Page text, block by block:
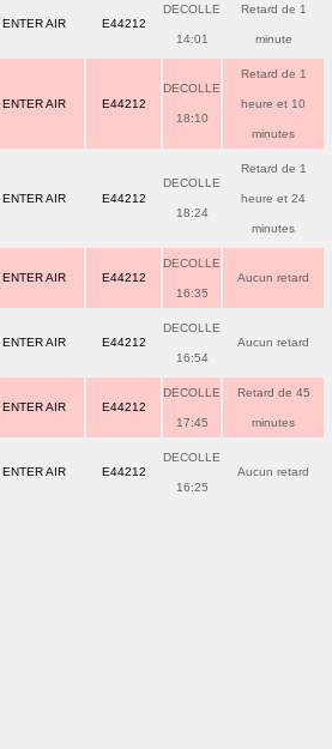
ENTER AIR E44212
DECOLLE
14:01
Retard de 1
minute
ENTER AIR E44212
DECOLLE
18:10
Retard de 1
heure et 10
minutes
ENTER AIR E44212
DECOLLE
18:24
Retard de 1
heure et 24
minutes
ENTER AIR E44212
DECOLLE
16:35
Aucun retard
ENTER AIR E44212
DECOLLE
16:54
Aucun retard
ENTER AIR E44212
DECOLLE
17:45
Retard de 45
minutes
ENTER AIR E44212
DECOLLE
16:25
Aucun retard